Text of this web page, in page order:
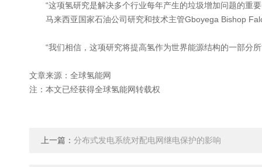
“这项氢研究是解决多个行业每年产生的垃圾增加问题的重
马来西亚国家石油公司研究和技术主管Gboyega Bishop
“我们相信，这项研究将提高氢作为世界能源结构的一部分
文章来源：全球氢能网
注：本文已经获得全球氢能网转载权
上一篇： 分布式发电系统对配电网继电保护的影响